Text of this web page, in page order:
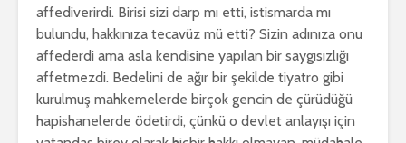
affediverirdi. Birisi sizi darp mı etti, istismarda mı
bulundu, hakkınıza tecavüz mü etti? Sizin adınıza onu
affederdi ama asla kendisine yapılan bir saygısızlığı
affetmezdi. Bedelini de ağır bir şekilde tiyatro gibi
kurulmuş mahkemelerde birçok gencin de çürüdüğü
hapishanelerde ödetirdi, çünkü o devlet anlayışı için